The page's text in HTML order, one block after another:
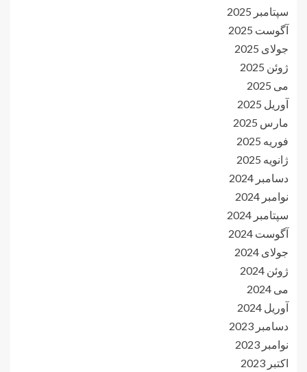
سپتامبر 2025
آگوست 2025
جولای 2025
ژوئن 2025
می 2025
آوریل 2025
مارس 2025
فوریه 2025
ژانویه 2025
دسامبر 2024
نوامبر 2024
سپتامبر 2024
آگوست 2024
جولای 2024
ژوئن 2024
می 2024
آوریل 2024
دسامبر 2023
نوامبر 2023
اکتبر 2023